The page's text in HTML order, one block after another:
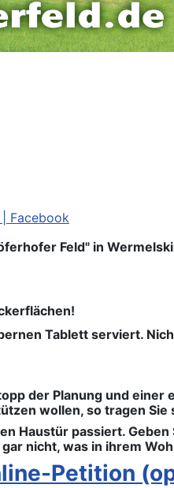
Facebook
Feld" in
Tablett serviert.
der Planung und
wollen, so tragen Sie
Haustür passiert.
nicht, was in ihrem
Petition